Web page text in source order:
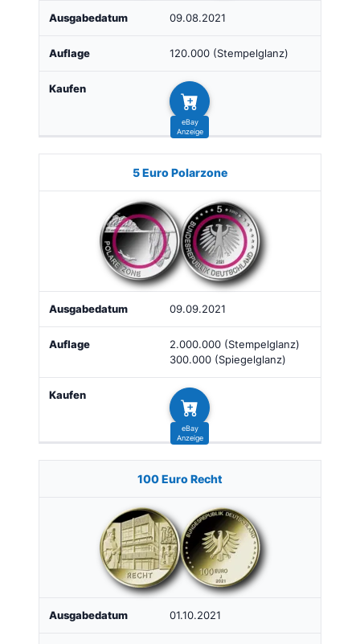
09.08.2021
120.000 (Stempelglanz)
5 Euro Polarzone
09.09.2021
2.000.000 (Stempelglanz)
300.000 (Spiegelglanz)
100 Euro Recht
01.10.2021